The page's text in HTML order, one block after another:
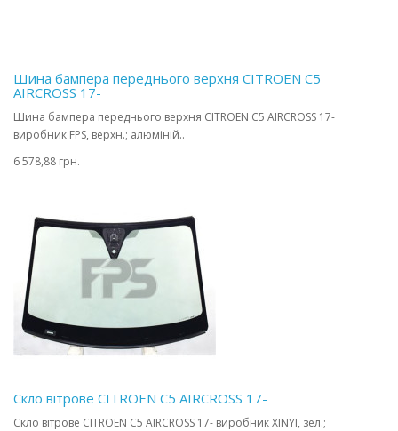
Шина бампера переднього верхня CITROEN C5
AIRCROSS 17-
Шина бампера переднього верхня CITROEN C5 AIRCROSS 17-
виробник FPS, верхн.; алюміній..
6 578,88 грн.
Скло вітрове CITROEN C5 AIRCROSS 17-
Скло вітрове CITROEN C5 AIRCROSS 17- виробник XINYI, зел.;